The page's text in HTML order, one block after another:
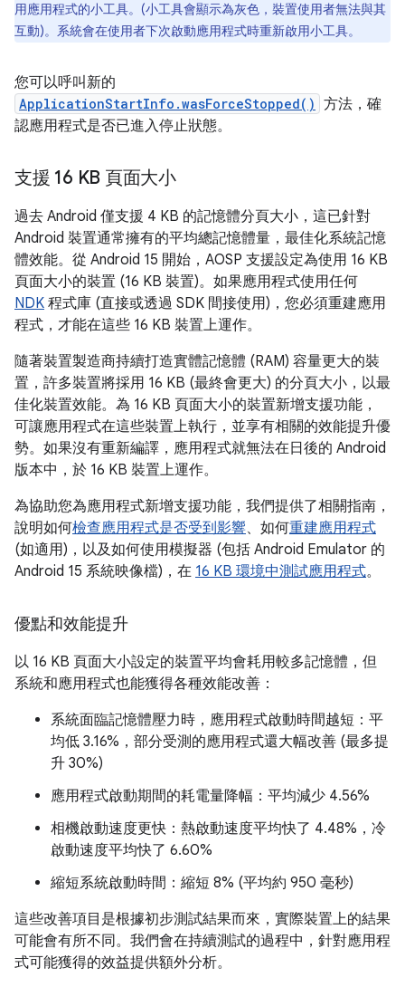
用應用程式的小工具。(小工具會顯示為灰色，裝置使用者無法與其
互動)。系統會在使用者下次啟動應用程式時重新啟用小工具。
您可以呼叫新的
ApplicationStartInfo.wasForceStopped() 方法，確
認應用程式是否已進入停止狀態。
支援 16 KB 頁面大小
過去 Android 僅支援 4 KB 的記憶體分頁大小，這已針對
Android 裝置通常擁有的平均總記憶體量，最佳化系統記憶
體效能。從 Android 15 開始，AOSP 支援設定為使用 16 KB
頁面大小的裝置 (16 KB 裝置)。如果應用程式使用任何
NDK 程式庫 (直接或透過 SDK 間接使用)，您必須重建應用
程式，才能在這些 16 KB 裝置上運作。
隨著裝置製造商持續打造實體記憶體 (RAM) 容量更大的裝
置，許多裝置將採用 16 KB (最終會更大) 的分頁大小，以最
佳化裝置效能。為 16 KB 頁面大小的裝置新增支援功能，
可讓應用程式在這些裝置上執行，並享有相關的效能提升優
勢。如果沒有重新編譯，應用程式就無法在日後的 Android
版本中，於 16 KB 裝置上運作。
為協助您為應用程式新增支援功能，我們提供了相關指南，
說明如何檢查應用程式是否受到影響、如何重建應用程式
(如適用)，以及如何使用模擬器 (包括 Android Emulator 的
Android 15 系統映像檔)，在 16 KB 環境中測試應用程式。
優點和效能提升
以 16 KB 頁面大小設定的裝置平均會耗用較多記憶體，但
系統和應用程式也能獲得各種效能改善：
系統面臨記憶體壓力時，應用程式啟動時間越短：平
均低 3.16%，部分受測的應用程式還大幅改善 (最多提
升 30%)
應用程式啟動期間的耗電量降幅：平均減少 4.56%
相機啟動速度更快：熱啟動速度平均快了 4.48%，冷
啟動速度平均快了 6.60%
縮短系統啟動時間：縮短 8% (平均約 950 毫秒)
這些改善項目是根據初步測試結果而來，實際裝置上的結果
可能會有所不同。我們會在持續測試的過程中，針對應用程
式可能獲得的效益提供額外分析。